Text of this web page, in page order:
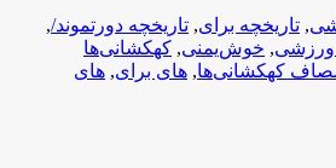
, تاریخچه برای, تاریخچه دورتموند/,
ورزشی, خوش‌یمنی, کهکشانی‌ها
کهکشانی‌ها, های برای, های